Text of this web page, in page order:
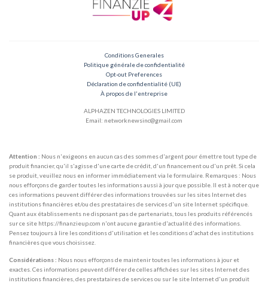
Conditions Generales
Politique générale de confidentialité
Opt-out Preferences
Déclaration de confidentialité (UE)
À propos de l'entreprise
ALPHAZEN TECHNOLOGIES LIMITED
Email: networknewsinc@gmail.com
Attention : Nous n'exigeons en aucun cas des sommes d'argent pour émettre tout type de
produit financier, qu'il s'agisse d'une carte de crédit, d'un financement ou d'un prêt. Si cela
se produit, veuillez nous en informer immédiatement via le formulaire. Remarques : Nous
nous efforçons de garder toutes les informations aussi à jour que possible. Il est à noter que
ces informations peuvent différer des informations trouvées sur les sites Internet des
institutions financières et/ou des prestataires de services d'un site Internet spécifique.
Quant aux établissements ne disposant pas de partenariats, tous les produits référencés
sur ce site https://finanzieup.com n'ont aucune garantie d'actualité des informations.
Pensez toujours à lire les conditions d'utilisation et les conditions d'achat des institutions
financières que vous choisissez.
Considérations : Nous nous efforçons de maintenir toutes les informations à jour et
exactes. Ces informations peuvent différer de celles affichées sur les sites Internet des
institutions financières, des prestataires de services ou sur le site Internet d'un produit